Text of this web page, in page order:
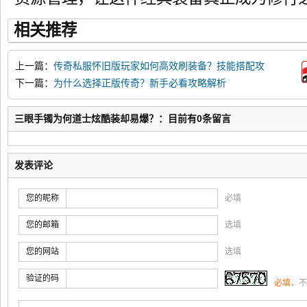
相关推荐
上一篇： 传奇私服怀旧版玩家如何高效刷装备？技能搭配攻
略解析
下一篇： 为什么选择正版传奇？新手必看攻略解析
三眼手镯为何道士炫酷装却易爆？：目前有0条留言
发表评论
您的昵称 必填
您的邮箱 选填
您的网站 选填
验证的码 必填，